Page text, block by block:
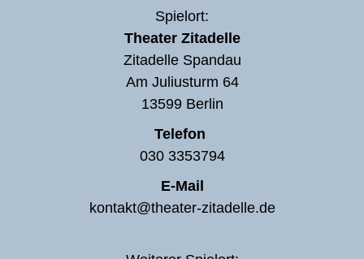
Spielort:
Theater Zitadelle
Zitadelle Spandau
Am Juliusturm 64
13599 Berlin
Telefon
030 3353794
E-Mail
kontakt@theater-zitadelle.de